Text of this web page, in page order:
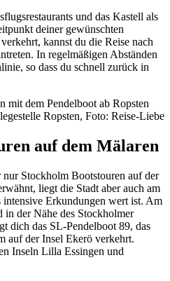
und das Kastell als
deiner gewünschten
kannst du die Reise nach
In regelmäßigen Abständen
so dass du schnell zurück in
Ropsten, Foto: Reise-Liebe
auf dem Mälaren
Stockholm Bootstouren auf der
liegt die Stadt aber auch am
Erkundungen wert ist. Am
in der Nähe des Stockholmer
dich das SL-Pendelboot 89, das
auf der Insel Ekerö verkehrt.
Inseln Lilla Essingen und